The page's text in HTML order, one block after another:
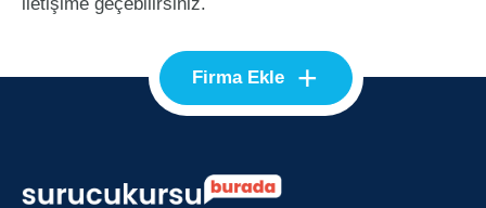
Firma Ekle +